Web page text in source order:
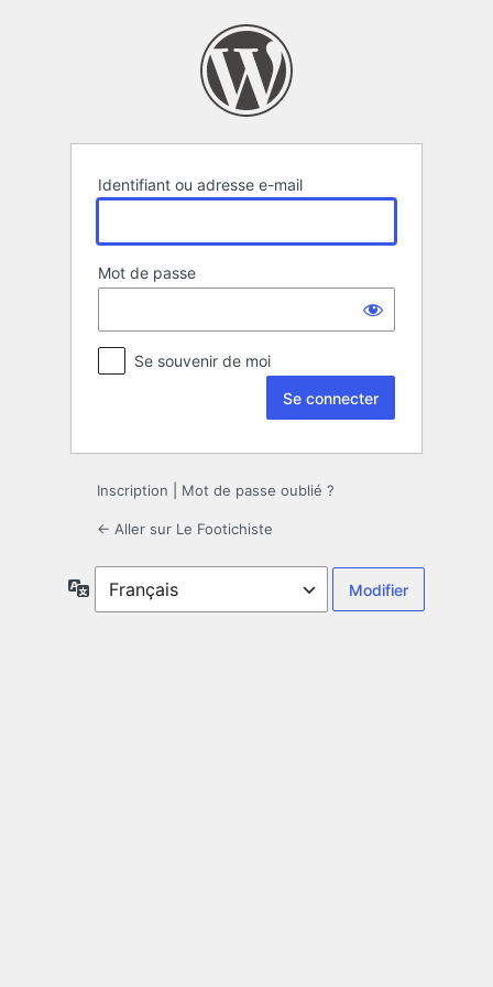
Identifiant ou adresse e-mail
Mot de passe
Se souvenir de moi
Inscription Mot de passe oublié ?
← Aller sur Le Footichiste
Langue